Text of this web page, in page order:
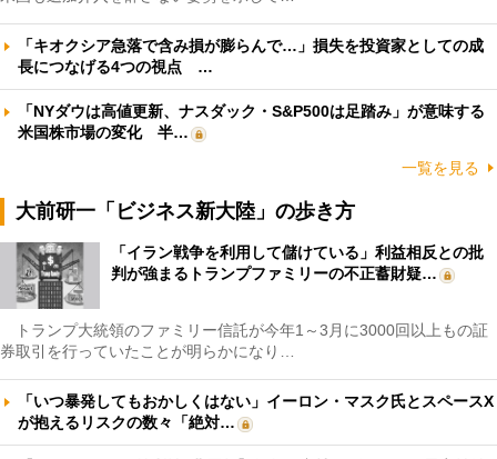
「キオクシア急落で含み損が膨らんで…」損失を投資家としての成
長につなげる4つの視点 …
「NYダウは高値更新、ナスダック・S&P500は足踏み」が意味する
米国株市場の変化 半…
一覧を見る
大前研一「ビジネス新大陸」の歩き方
「イラン戦争を利用して儲けている」利益相反との批
判が強まるトランプファミリーの不正蓄財疑…
トランプ大統領のファミリー信託が今年1～3月に3000回以上もの証
券取引を行っていたことが明らかになり…
「いつ暴発してもおかしくはない」イーロン・マスク氏とスペースX
が抱えるリスクの数々「絶対…